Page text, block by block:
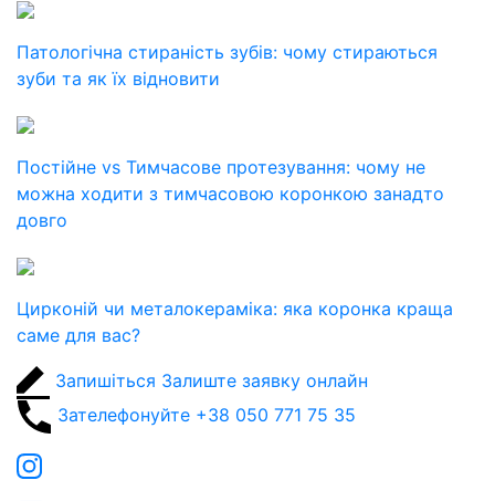
Патологічна стираність зубів: чому стираються
зуби та як їх відновити
Постійне vs Тимчасове протезування: чому не
можна ходити з тимчасовою коронкою занадто
довго
Цирконій чи металокераміка: яка коронка краща
саме для вас?
Запишіться Залиште заявку онлайн
Зателефонуйте +38 050 771 75 35